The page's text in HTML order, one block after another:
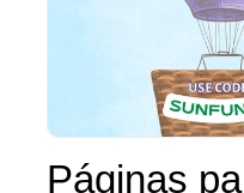
Páginas